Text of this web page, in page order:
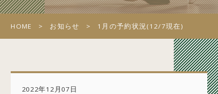
HOME お知らせ 1月の予約状況(12/7現在)
2022年12月07日